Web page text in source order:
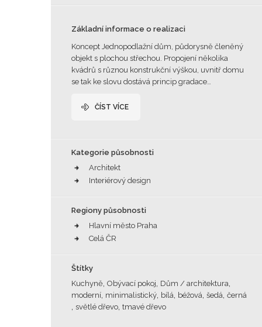
Základní informace o realizaci
Koncept Jednopodlažní dům, půdorysně členěný
objekt s plochou střechou. Propojení několika
kvádrů s různou konstrukční výškou, uvnitř domu
se tak ke slovu dostává princip gradace…
ČÍST VÍCE
Kategorie působnosti
Architekt
Interiérový design
Regiony působnosti
Hlavní město Praha
Celá ČR
Štítky
Kuchyně Obývací pokoj Dům / architektura
moderní minimalistický bílá béžová šedá černá
světlé dřevo tmavé dřevo